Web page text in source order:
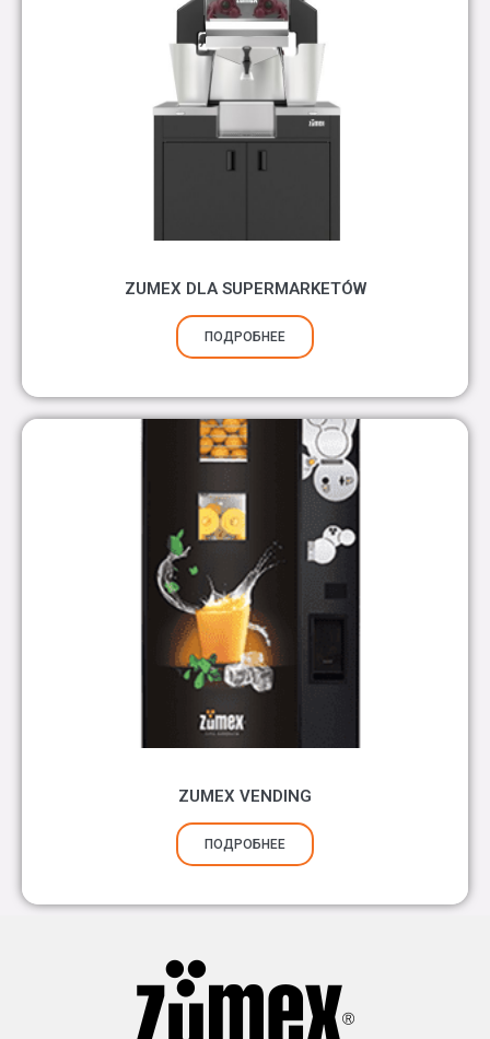
ZUMEX DLA SUPERMARKETÓW
ПОДРОБНЕЕ
ZUMEX VENDING
ПОДРОБНЕЕ